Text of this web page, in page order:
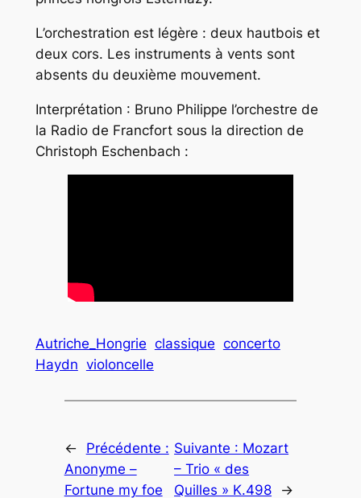
L’orchestration est légère : deux hautbois et
deux cors. Les instruments à vents sont
absents du deuxième mouvement.
Interprétation : Bruno Philippe l’orchestre de
la Radio de Francfort sous la direction de
Christoph Eschenbach :
Autriche_Hongrie classique concerto
Haydn violoncelle
←
Précédente :
Anonyme –
Fortune my foe
Suivante : Mozart
– Trio « des
Quilles » K.498
→